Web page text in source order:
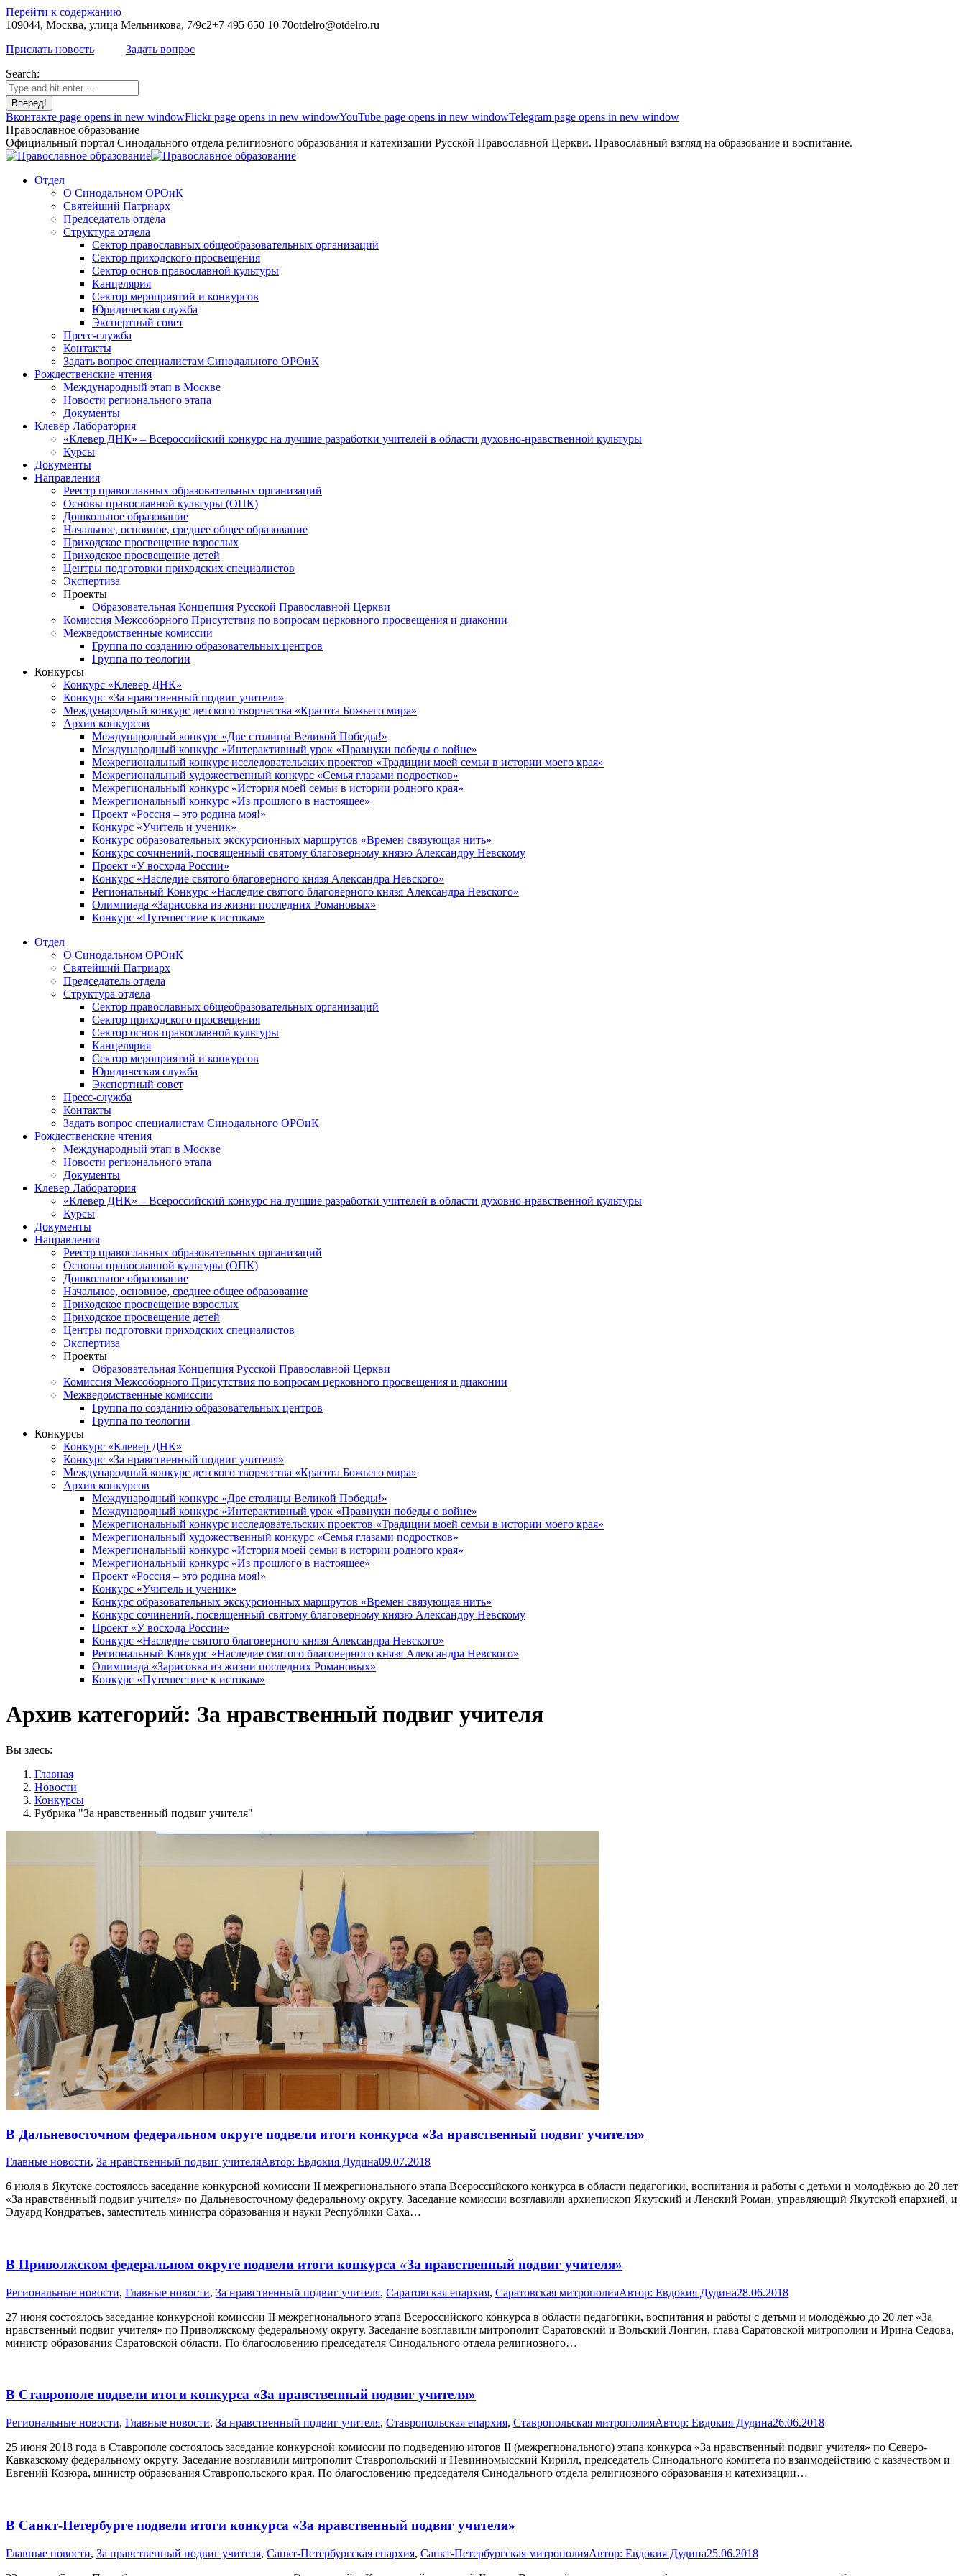
Перейти к содержанию
109044, Москва, улица Мельникова, 7/9с2+7 495 650 10 70otdelro@otdelro.ru
Прислать новость
Задать вопрос
Search:
Вконтакте page opens in new windowFlickr page opens in new windowYouTube page opens in new windowTelegram page opens in new window
Православное образование
Официальный портал Синодального отдела религиозного образования и катехизации Русской Православной Церкви. Православный взгляд на образование и воспитание.
Отдел
О Синодальном ОРОиК
Святейший Патриарх
Председатель отдела
Структура отдела
Сектор православных общеобразовательных организаций
Сектор приходского просвещения
Сектор основ православной культуры
Канцелярия
Сектор мероприятий и конкурсов
Юридическая служба
Экспертный совет
Пресс-служба
Контакты
Задать вопрос специалистам Синодального ОРОиК
Рождественские чтения
Международный этап в Москве
Новости регионального этапа
Документы
Клевер Лаборатория
«Клевер ДНК» – Всероссийский конкурс на лучшие разработки учителей в области духовно-нравственной культуры
Курсы
Документы
Направления
Реестр православных образовательных организаций
Основы православной культуры (ОПК)
Дошкольное образование
Начальное, основное, среднее общее образование
Приходское просвещение взрослых
Приходское просвещение детей
Центры подготовки приходских специалистов
Экспертиза
Проекты
Образовательная Концепция Русской Православной Церкви
Комиссия Межсоборного Присутствия по вопросам церковного просвещения и диаконии
Межведомственные комиссии
Группа по созданию образовательных центров
Группа по теологии
Конкурсы
Конкурс «Клевер ДНК»
Конкурс «За нравственный подвиг учителя»
Международный конкурс детского творчества «Красота Божьего мира»
Архив конкурсов
Международный конкурс «Две столицы Великой Победы!»
Международный конкурс «Интерактивный урок «Правнуки победы о войне»
Межрегиональный конкурс исследовательских проектов «Традиции моей семьи в истории моего края»
Межрегиональный художественный конкурс «Семья глазами подростков»
Межрегиональный конкурс «История моей семьи в истории родного края»
Межрегиональный конкурс «Из прошлого в настоящее»
Проект «Россия – это родина моя!»
Конкурс «Учитель и ученик»
Конкурс образовательных экскурсионных маршрутов «Времен связующая нить»
Конкурс сочинений, посвященный святому благоверному князю Александру Невскому
Проект «У восхода России»
Конкурс «Наследие святого благоверного князя Александра Невского»
Региональный Конкурс «Наследие святого благоверного князя Александра Невского»
Олимпиада «Зарисовка из жизни последних Романовых»
Конкурс «Путешествие к истокам»
Отдел
О Синодальном ОРОиК
Святейший Патриарх
Председатель отдела
Структура отдела
Сектор православных общеобразовательных организаций
Сектор приходского просвещения
Сектор основ православной культуры
Канцелярия
Сектор мероприятий и конкурсов
Юридическая служба
Экспертный совет
Пресс-служба
Контакты
Задать вопрос специалистам Синодального ОРОиК
Рождественские чтения
Международный этап в Москве
Новости регионального этапа
Документы
Клевер Лаборатория
«Клевер ДНК» – Всероссийский конкурс на лучшие разработки учителей в области духовно-нравственной культуры
Курсы
Документы
Направления
Реестр православных образовательных организаций
Основы православной культуры (ОПК)
Дошкольное образование
Начальное, основное, среднее общее образование
Приходское просвещение взрослых
Приходское просвещение детей
Центры подготовки приходских специалистов
Экспертиза
Проекты
Образовательная Концепция Русской Православной Церкви
Комиссия Межсоборного Присутствия по вопросам церковного просвещения и диаконии
Межведомственные комиссии
Группа по созданию образовательных центров
Группа по теологии
Конкурсы
Конкурс «Клевер ДНК»
Конкурс «За нравственный подвиг учителя»
Международный конкурс детского творчества «Красота Божьего мира»
Архив конкурсов
Международный конкурс «Две столицы Великой Победы!»
Международный конкурс «Интерактивный урок «Правнуки победы о войне»
Межрегиональный конкурс исследовательских проектов «Традиции моей семьи в истории моего края»
Межрегиональный художественный конкурс «Семья глазами подростков»
Межрегиональный конкурс «История моей семьи в истории родного края»
Межрегиональный конкурс «Из прошлого в настоящее»
Проект «Россия – это родина моя!»
Конкурс «Учитель и ученик»
Конкурс образовательных экскурсионных маршрутов «Времен связующая нить»
Конкурс сочинений, посвященный святому благоверному князю Александру Невскому
Проект «У восхода России»
Конкурс «Наследие святого благоверного князя Александра Невского»
Региональный Конкурс «Наследие святого благоверного князя Александра Невского»
Олимпиада «Зарисовка из жизни последних Романовых»
Конкурс «Путешествие к истокам»
Архив категорий: За нравственный подвиг учителя
Вы здесь:
Главная
Новости
Конкурсы
Рубрика "За нравственный подвиг учителя"
В Дальневосточном федеральном округе подвели итоги конкурса «За нравственный подвиг учителя»
Главные новости, За нравственный подвиг учителяАвтор: Евдокия Дудина09.07.2018
6 июля в Якутске состоялось заседание конкурсной комиссии II межрегионального этапа Всероссийского конкурса в области педагогики, воспитания и работы с детьми и молодёжью до 20 лет
«За нравственный подвиг учителя» по Дальневосточному федеральному округу. Заседание комиссии возглавили архиепископ Якутский и Ленский Роман, управляющий Якутской епархией, и
Эдуард Кондратьев, заместитель министра образования и науки Республики Саха…
В Приволжском федеральном округе подвели итоги конкурса «За нравственный подвиг учителя»
Pегиональные новости, Главные новости, За нравственный подвиг учителя, Саратовская епархия, Саратовская митрополияАвтор: Евдокия Дудина28.06.2018
27 июня состоялось заседание конкурсной комиссии II межрегионального этапа Всероссийского конкурса в области педагогики, воспитания и работы с детьми и молодёжью до 20 лет «За
нравственный подвиг учителя» по Приволжскому федеральному округу. Заседание возглавили митрополит Саратовский и Вольский Лонгин, глава Саратовской митрополии и Ирина Седова,
министр образования Саратовской области. По благословению председателя Синодального отдела религиозного…
В Ставрополе подвели итоги конкурса «За нравственный подвиг учителя»
Pегиональные новости, Главные новости, За нравственный подвиг учителя, Ставропольская епархия, Ставропольская митрополияАвтор: Евдокия Дудина26.06.2018
25 июня 2018 года в Ставрополе состоялось заседание конкурсной комиссии по подведению итогов II (межрегионального) этапа конкурса «За нравственный подвиг учителя» по Северо-
Кавказскому федеральному округу. Заседание возглавили митрополит Ставропольский и Невинномысский Кирилл, председатель Синодального комитета по взаимодействию с казачеством и
Евгений Козюра, министр образования Ставропольского края. По благословению председателя Синодального отдела религиозного образования и катехизации…
В Санкт-Петербурге подвели итоги конкурса «За нравственный подвиг учителя»
Главные новости, За нравственный подвиг учителя, Санкт-Петербургская епархия, Санкт-Петербургская митрополияАвтор: Евдокия Дудина25.06.2018